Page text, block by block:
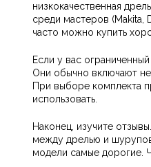
низкокачественная
среди мастеров (Makita,
часто можно купить
Если у вас
Они обычно включают
При выборе комплекта
использовать.
Наконец, изучите
между дрелью и
модели самые дорогие.